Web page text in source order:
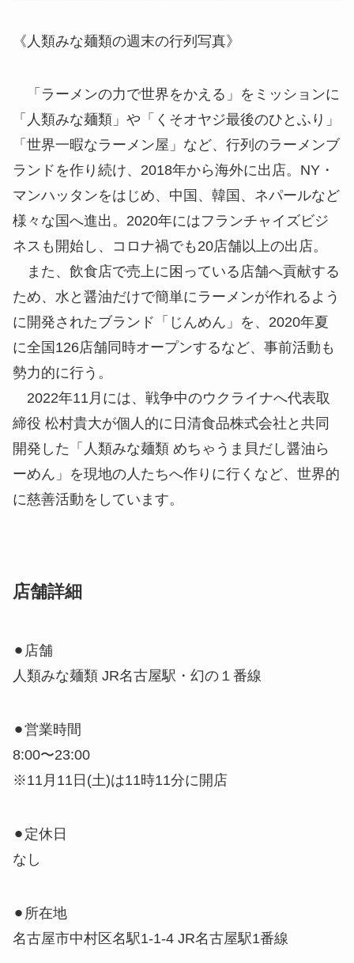
《人類みな麺類の週末の行列写真》
「ラーメンの力で世界をかえる」をミッションに
「人類みな麺類」や「くそオヤジ最後のひとふり」
「世界一暇なラーメン屋」など、行列のラーメンブ
ランドを作り続け、2018年から海外に出店。NY・
マンハッタンをはじめ、中国、韓国、ネパールなど
様々な国へ進出。2020年にはフランチャイズビジ
ネスも開始し、コロナ禍でも20店舗以上の出店。
また、飲食店で売上に困っている店舗へ貢献する
ため、水と醤油だけで簡単にラーメンが作れるよう
に開発されたブランド「じんめん」を、2020年夏
に全国126店舗同時オープンするなど、事前活動も
勢力的に行う。
2022年11月には、戦争中のウクライナへ代表取
締役 松村貴大が個人的に日清食品株式会社と共同
開発した「人類みな麺類 めちゃうま貝だし醤油ら
ーめん」を現地の人たちへ作りに行くなど、世界的
に慈善活動をしています。
店舗詳細
⚫︎店舗
人類みな麺類 JR名古屋駅・幻の１番線
⚫︎営業時間
8:00〜23:00
※11月11日(土)は11時11分に開店
⚫︎定休日
なし
⚫︎所在地
名古屋市中村区名駅1-1-4 JR名古屋駅1番線